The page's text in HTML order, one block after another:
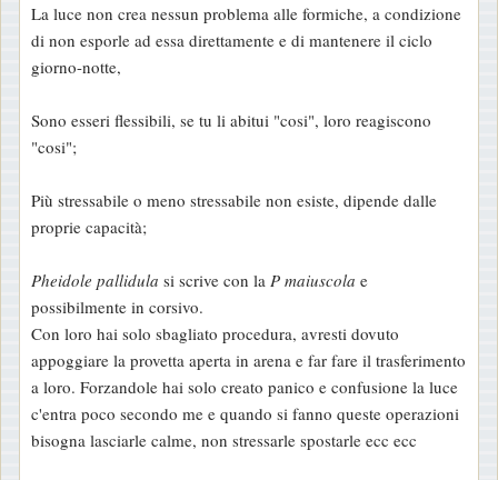
s
s
a
g
i
La luce non crea nessun problema alle formiche, a condizione
di non esporle ad essa direttamente e di mantenere il ciclo
giorno-notte,
Sono esseri flessibili, se tu li abitui "cosi", loro reagiscono
"cosi";
Più stressabile o meno stressabile non esiste, dipende dalle
proprie capacità;
Pheidole pallidula si scrive con la P maiuscola e
possibilmente in corsivo.
Con loro hai solo sbagliato procedura, avresti dovuto
appoggiare la provetta aperta in arena e far fare il trasferimento
a loro. Forzandole hai solo creato panico e confusione la luce
c'entra poco secondo me e quando si fanno queste operazioni
bisogna lasciarle calme, non stressarle spostarle ecc ecc